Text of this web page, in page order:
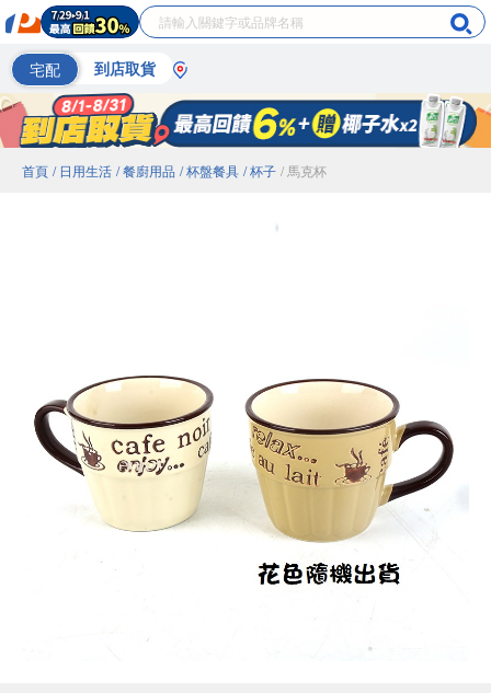
宅配 到店取貨
首頁 / 日用生活 / 餐廚用品 / 杯盤餐具 / 杯子 / 馬克杯